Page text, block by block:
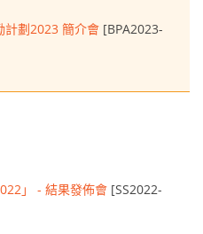
計劃2023 簡介會 [BPA2023-
」 - 結果發佈會 [SS2022-